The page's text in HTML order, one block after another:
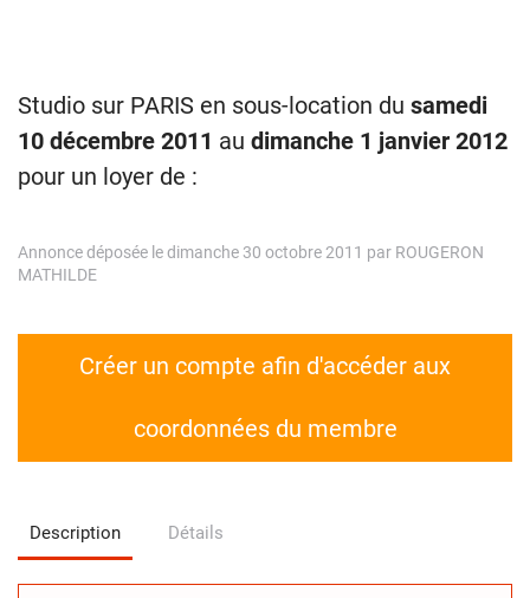
Studio sur PARIS en sous-location du samedi
10 décembre 2011 au dimanche 1 janvier 2012
pour un loyer de :
Annonce déposée le dimanche 30 octobre 2011 par ROUGERON
MATHILDE
Créer un compte afin d'accéder aux
coordonnées du membre
Description Détails